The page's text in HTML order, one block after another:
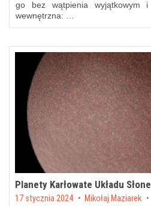
go bez wątpienia wyjątkowym i
wewnętrzna: …
Planety Karłowate Układu
Posted on
17 stycznia 2024 by Mikołaj Maziarek